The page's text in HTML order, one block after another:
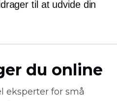
til at udvide din
du online
eksperter for små